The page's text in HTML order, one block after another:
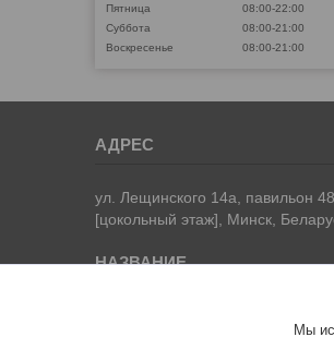
Пятница
08:00-22:00
Суббота
08:00-21:00
Воскресенье
08:00-21:00
ул. Лещинского 14а, павильон 48
[цокольный этаж], Минск,
Мы